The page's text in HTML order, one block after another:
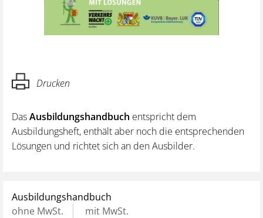
Drucken
DasAusbildungshandbuch entspricht dem
Ausbildungsheft, enthält aber noch die entsprechenden
Lösungen und richtet sich an den Ausbilder.
Ausbildungshandbuch
ohne MwSt.
mit MwSt.